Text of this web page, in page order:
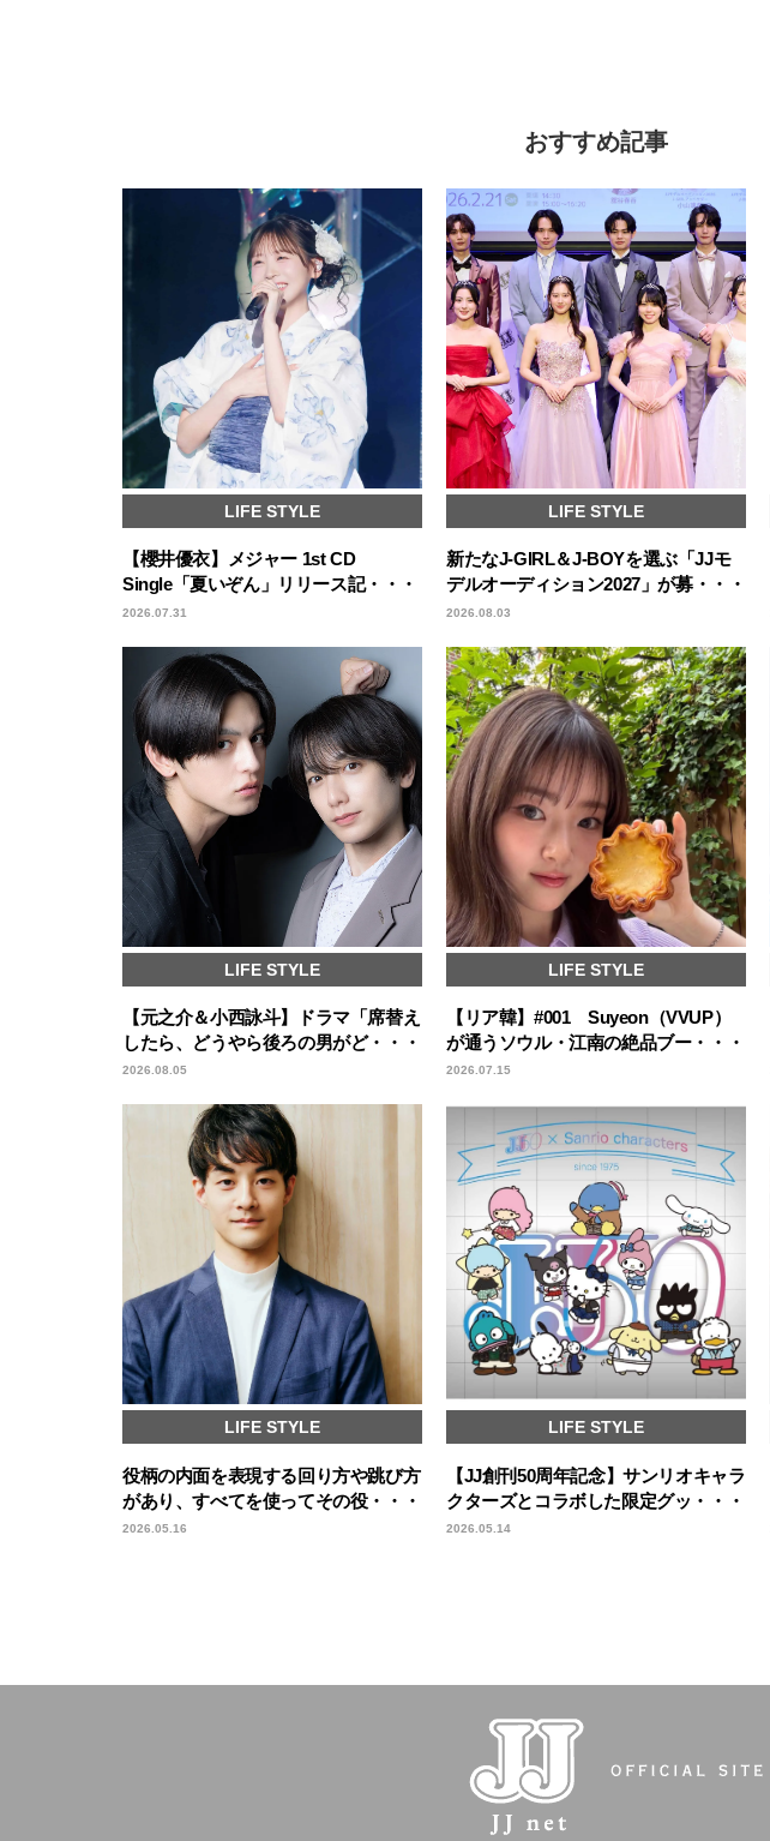
おすすめ記事
LIFE STYLE
【櫻井優衣】メジャー 1st CD
Single「夏いぞん」リリース記・・・
2026.07.31
LIFE STYLE
新たなJ-GIRL＆J-BOYを選ぶ「JJモ
デルオーディション2027」が募・・・
2026.08.03
LIFE STYLE
【元之介＆小西詠斗】ドラマ「席替え
したら、どうやら後ろの男がど・・・
2026.08.05
LIFE STYLE
【リア韓】#001 Suyeon（VVUP）
が通うソウル・江南の絶品ブー・・・
2026.07.15
LIFE STYLE
役柄の内面を表現する回り方や跳び方
があり、すべてを使ってその役・・・
2026.05.16
LIFE STYLE
【JJ創刊50周年記念】サンリオキャラ
クターズとコラボした限定グッ・・・
2026.05.14